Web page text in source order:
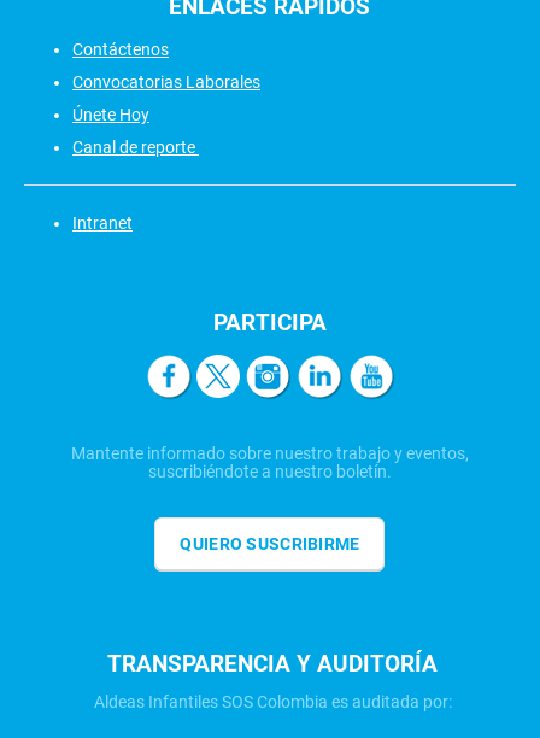
ENLACES RÁPIDOS
Contáctenos
Convocatorias Laborales
Únete Hoy
Canal de reporte
Intranet
PARTICIPA
Mantente informado sobre nuestro trabajo y eventos,
suscribiéndote a nuestro boletín.
QUIERO SUSCRIBIRME
TRANSPARENCIA Y AUDITORÍA
Aldeas Infantiles SOS Colombia es auditada por: